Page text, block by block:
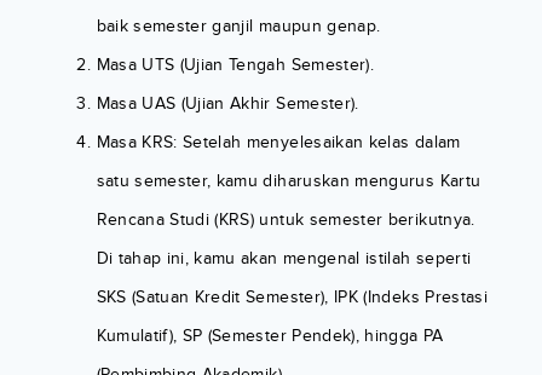
baik semester ganjil maupun genap.
Masa UTS (Ujian Tengah Semester).
Masa UAS (Ujian Akhir Semester).
Masa KRS: Setelah menyelesaikan kelas dalam
satu semester, kamu diharuskan mengurus Kartu
Rencana Studi (KRS) untuk semester berikutnya.
Di tahap ini, kamu akan mengenal istilah seperti
SKS (Satuan Kredit Semester), IPK (Indeks Prestasi
Kumulatif), SP (Semester Pendek), hingga PA